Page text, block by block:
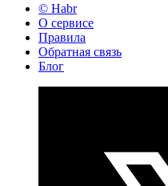
© Habr
О сервисе
Правила
Обратная связь
Блог